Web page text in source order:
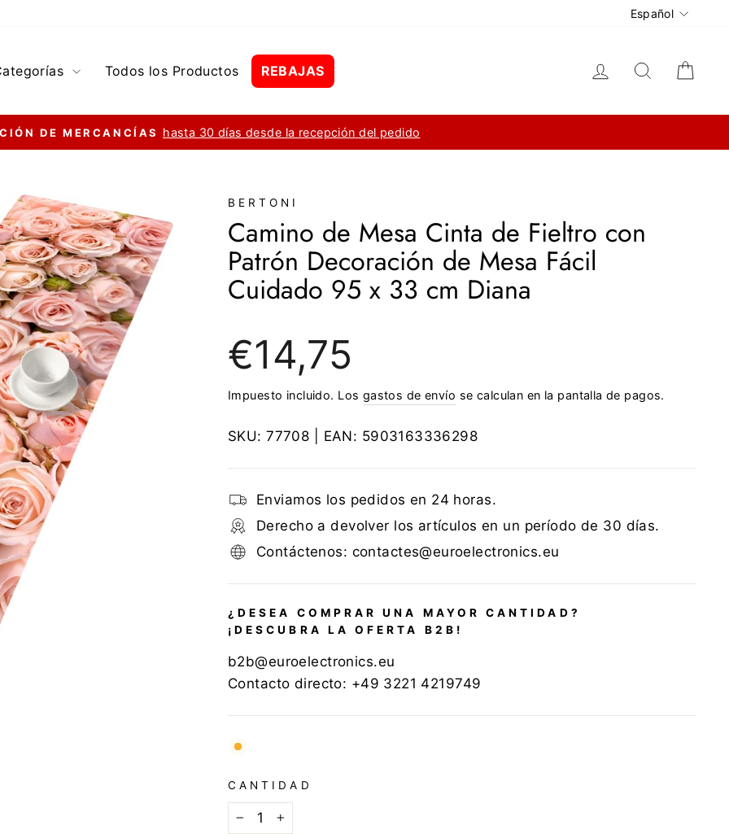
Idioma
Español
Todos los Productos REBAJAS Ingresar Buscar
diapositivas
DE MERCANCÍAS hasta 30 días desde la recepción del pedido
BERTONI
Camino de Mesa Cinta de Fieltro con
Patrón Decoración de Mesa Fácil
Cuidado 95 x 33 cm Diana
regular
€14,75
Impuesto incluido. Los gastos de envío se calculan en la pantalla de pagos.
SKU:77708 | EAN: 5903163336298
Enviamos los pedidos en 24 horas.
Derecho a devolver los artículos en un período de 30 días.
Contáctenos: contactes@euroelectronics.eu
¿DESEA COMPRAR UNA MAYOR CANTIDAD?
¡DESCUBRA LA OFERTA B2B!
b2b@euroelectronics.eu
Contacto directo: +49 3221 4219749
CANTIDAD